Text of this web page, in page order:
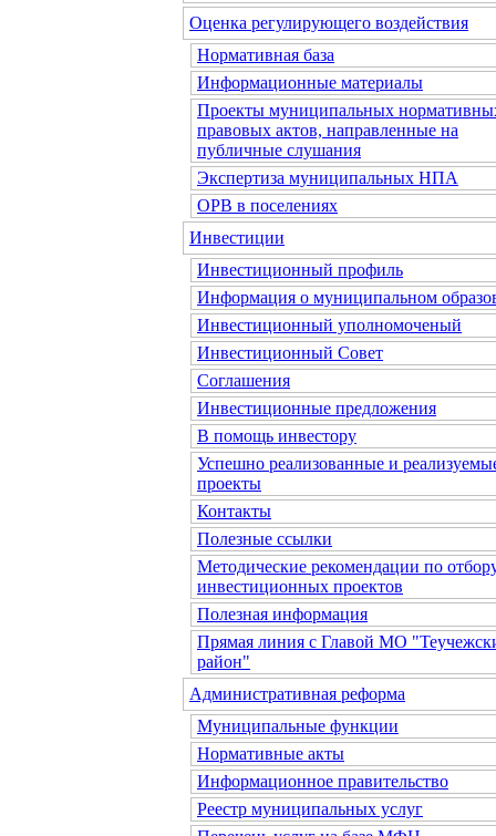
Оценка регулирующего воздействия
Нормативная база
Информационные материалы
Проекты муниципальных
правовых актов, направленные на
публичные слушания
Экспертиза муниципальных НПА
ОРВ в поселениях
Инвестиции
Инвестиционный профиль
Информация о муниципальном
Инвестиционный уполномоченый
Инвестиционный Совет
Соглашения
Инвестиционные предложения
В помощь инвестору
Успешно реализованные и
проекты
Контакты
Полезные ссылки
Методические рекомендации по
инвестиционных проектов
Полезная информация
Прямая линия с Главой МО
район"
Административная реформа
Муниципальные функции
Нормативные акты
Информационное правительство
Реестр муниципальных услуг